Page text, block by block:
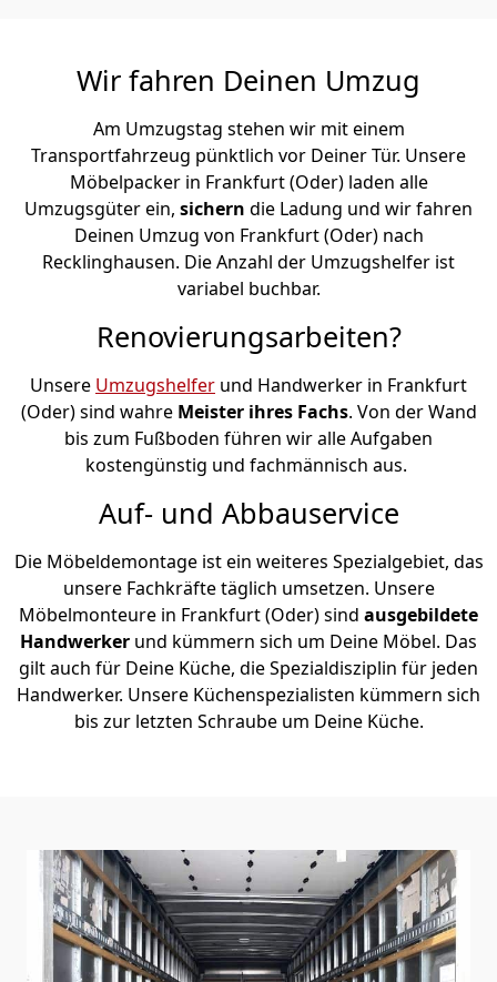
Wir fahren Deinen Umzug
Am Umzugstag stehen wir mit einem
Transportfahrzeug pünktlich vor Deiner Tür. Unsere
Möbelpacker in Frankfurt (Oder) laden alle
Umzugsgüter ein, sichern die Ladung und wir fahren
Deinen Umzug von Frankfurt (Oder) nach
Recklinghausen. Die Anzahl der Umzugshelfer ist
variabel buchbar.
Renovierungsarbeiten?
Unsere Umzugshelfer und Handwerker in Frankfurt
(Oder) sind wahre Meister ihres Fachs. Von der Wand
bis zum Fußboden führen wir alle Aufgaben
kostengünstig und fachmännisch aus.
Auf- und Abbauservice
Die Möbeldemontage ist ein weiteres Spezialgebiet, das
unsere Fachkräfte täglich umsetzen. Unsere
Möbelmonteure in Frankfurt (Oder) sind ausgebildete
Handwerker und kümmern sich um Deine Möbel. Das
gilt auch für Deine Küche, die Spezialdisziplin für jeden
Handwerker. Unsere Küchenspezialisten kümmern sich
bis zur letzten Schraube um Deine Küche.